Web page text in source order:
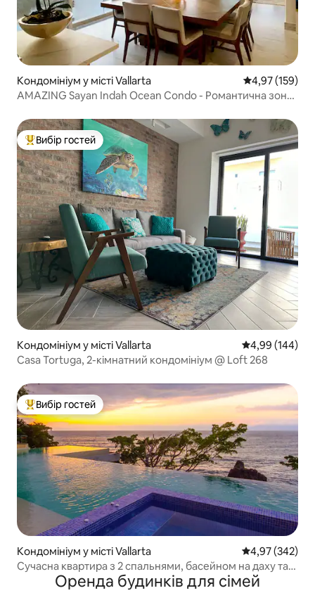
Кондомініум у місті Vallarta Середня
4,97 (159)
AMAZING Sayan Indah Ocean Condo - Романтична зона
Топ вибір гостей
Вибір гостей
Кондомініум у місті Vallarta Середня
4,99 (144)
Casa Tortuga, 2-кімнатний кондомініум @ Loft 268
Топ вибір гостей
Вибір гостей
Кондомініум у місті Vallarta Середня
4,97 (342)
Сучасна квартира з 2 спальнями, басейном на даху та
видом на океан
Оренда будинків для сімей